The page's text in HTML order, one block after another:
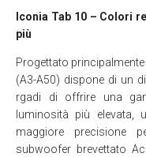
Iconia Tab 10 – Colori
più
Progettato
(A3-A50) dispone di un
rgadi di offrire una
luminosità più elevata,
maggiore precisione
subwoofer brevettato